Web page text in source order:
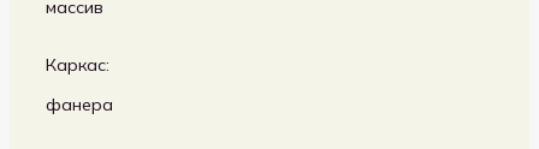
массив
Каркас:
фанера